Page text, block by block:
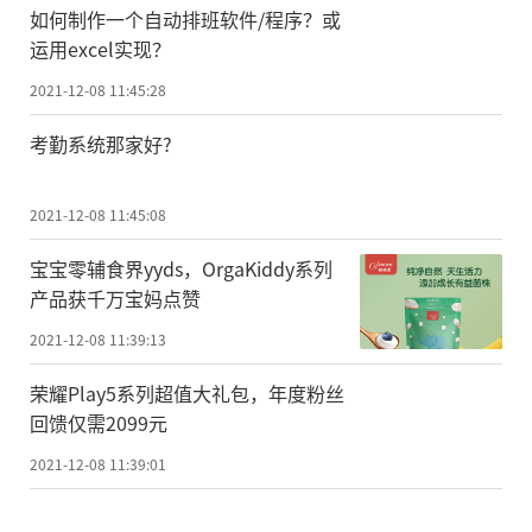
如何制作一个自动排班软件/程序？或
运用excel实现？
2021-12-08 11:45:28
考勤系统那家好?
2021-12-08 11:45:08
宝宝零辅食界yyds，OrgaKiddy系列
产品获千万宝妈点赞
2021-12-08 11:39:13
荣耀Play5系列超值大礼包，年度粉丝
回馈仅需2099元
2021-12-08 11:39:01